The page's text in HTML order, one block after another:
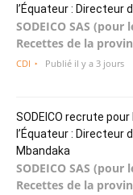
l’Équateur :
SODEICO SAS
Recettes de la
CDI Publié il y a 3 jours
SODEICO recrute
l’Équateur :
Mbandaka
SODEICO SAS
Recettes de la